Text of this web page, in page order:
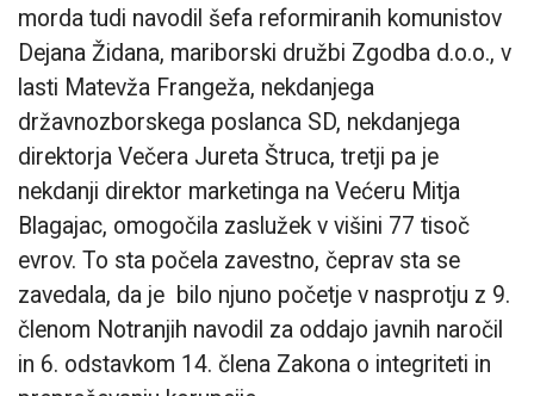
morda tudi navodil šefa reformiranih komunistov
Dejana Židana, mariborski družbi Zgodba d.o.o., v
lasti Matevža Frangeža, nekdanjega
državnozborskega poslanca SD, nekdanjega
direktorja Večera Jureta Štruca, tretji pa je
nekdanji direktor marketinga na Većeru Mitja
Blagajac, omogočila zaslužek v višini 77 tisoč
evrov. To sta počela zavestno, čeprav sta se
zavedala, da je bilo njuno početje v nasprotju z 9.
členom Notranjih navodil za oddajo javnih naročil
in 6. odstavkom 14. člena Zakona o integriteti in